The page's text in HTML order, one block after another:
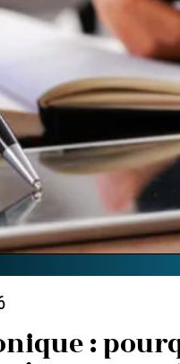
: